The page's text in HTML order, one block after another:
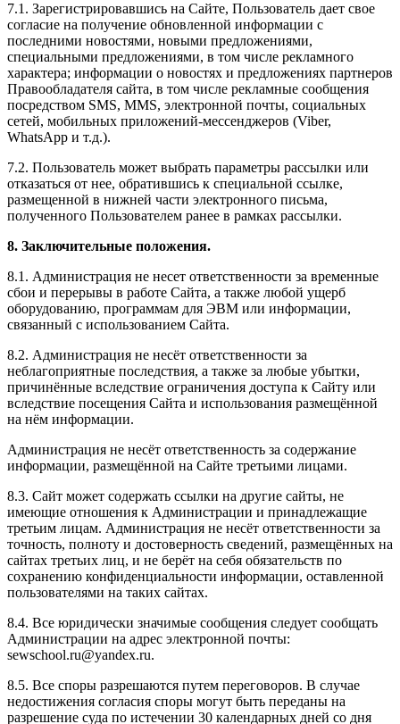
7.1. Зарегистрировавшись на Сайте, Пользователь дает свое
согласие на получение обновленной информации с
последними новостями, новыми предложениями,
специальными предложениями, в том числе рекламного
характера; информации о новостях и предложениях партнеров
Правообладателя сайта, в том числе рекламные сообщения
посредством SMS, MMS, электронной почты, социальных
сетей, мобильных приложений-мессенджеров (Viber,
WhatsApp и т.д.).
7.2. Пользователь может выбрать параметры рассылки или
отказаться от нее, обратившись к специальной ссылке,
размещенной в нижней части электронного письма,
полученного Пользователем ранее в рамках рассылки.
8. Заключительные положения.
8.1. Администрация не несет ответственности за временные
сбои и перерывы в работе Сайта, а также любой ущерб
оборудованию, программам для ЭВМ или информации,
связанный с использованием Сайта.
8.2. Администрация не несёт ответственности за
неблагоприятные последствия, а также за любые убытки,
причинённые вследствие ограничения доступа к Сайту или
вследствие посещения Сайта и использования размещённой
на нём информации.
Администрация не несёт ответственность за содержание
информации, размещённой на Сайте третьими лицами.
8.3. Сайт может содержать ссылки на другие сайты, не
имеющие отношения к Администрации и принадлежащие
третьим лицам. Администрация не несёт ответственности за
точность, полноту и достоверность сведений, размещённых на
сайтах третьих лиц, и не берёт на себя обязательств по
сохранению конфиденциальности информации, оставленной
пользователями на таких сайтах.
8.4. Все юридически значимые сообщения следует сообщать
Администрации на адрес электронной почты:
sewschool.ru@yandex.ru.
8.5. Все споры разрешаются путем переговоров. В случае
недостижения согласия споры могут быть переданы на
разрешение суда по истечении 30 календарных дней со дня